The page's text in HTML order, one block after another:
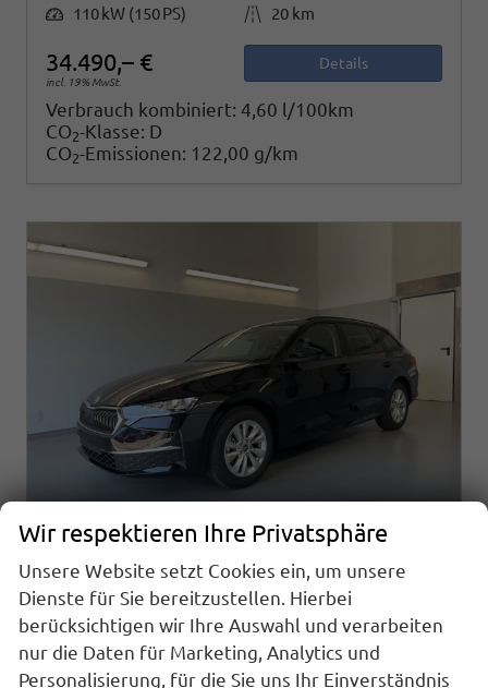
Leistung 110 kW (150 PS) Kilometerstand 20 km
34.490,– €
incl. 19% MwSt.
Details
Verbrauch kombiniert: 4,60 l/100km
CO2-Klasse: D
CO2-Emissionen: 122,00 g/km
Skoda Octavia Combi
sofort lieferbar Neuwagen
Fahrzeugnr.26210 Getriebe
Doppelkupplungsgetriebe (DSG)
Wir respektieren Ihre Privatsphäre
Unsere Website setzt Cookies ein, um unsere
Dienste für Sie bereitzustellen. Hierbei
berücksichtigen wir Ihre Auswahl und verarbeiten
nur die Daten für Marketing, Analytics und
Personalisierung, für die Sie uns Ihr Einverständnis